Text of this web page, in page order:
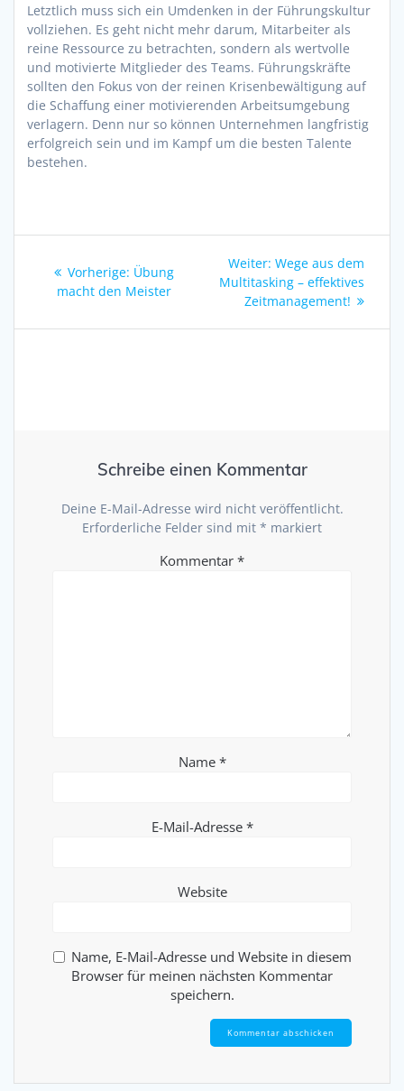
Letztlich muss sich ein Umdenken in der Führungskultur
vollziehen. Es geht nicht mehr darum, Mitarbeiter als
reine Ressource zu betrachten, sondern als wertvolle
und motivierte Mitglieder des Teams. Führungskräfte
sollten den Fokus von der reinen Krisenbewältigung auf
die Schaffung einer motivierenden Arbeitsumgebung
verlagern. Denn nur so können Unternehmen langfristig
erfolgreich sein und im Kampf um die besten Talente
bestehen.
Beitragsnavigation
Vorherige: Vorheriger
Beitrag:
Übung
macht den Meister
Weiter: Nächster
Beitrag:
Wege aus dem
Multitasking – effektives
Zeitmanagement!
Schreibe einen Kommentar
Deine E-Mail-Adresse wird nicht veröffentlicht.
Erforderliche Felder sind mit * markiert
Kommentar *
Name *
E-Mail-Adresse *
Website
Name, E-Mail-Adresse und Website in diesem
Browser für meinen nächsten Kommentar
speichern.